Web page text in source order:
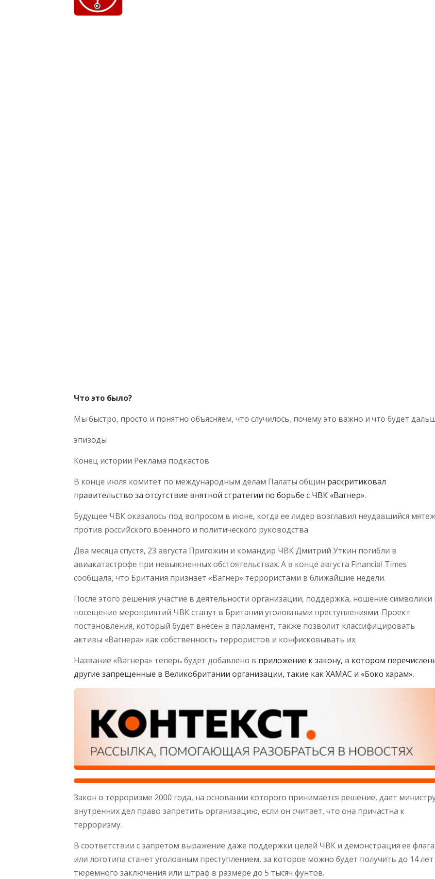
Что это было?
Мы быстро, просто и понятно объясняем, что случилось, почему это важно и что будет
эпизоды
Конец истории Реклама подкастов
В конце июля комитет по международным делам Палаты общин раскритиковал
правительство за отсутствие внятной стратегии по борьбе с ЧВК «Вагнер».
Будущее ЧВК оказалось под вопросом в июне, когда ее лидер возглавил неудавшийся мятеж
против российского военного и политического руководства.
Два месяца спустя, 23 августа Пригожин и командир ЧВК Дмитрий Уткин погибли в
авиакатастрофе при невыясненных обстоятельствах. А в конце августа Financial Times
сообщала, что Британия признает «Вагнер» террористами в ближайшие недели.
После этого решения участие в деятельности организации, поддержка, ношение символики
посещение мероприятий ЧВК станут в Британии уголовными преступлениями. Проект
постановления, который будет внесен в парламент, также позволит классифицировать
активы «Вагнера» как собственность террористов и конфисковывать их.
Название «Вагнера» теперь будет добавлено в приложение к закону, в котором
другие запрещенные в Великобритании организации, такие как ХАМАС и «Боко харам».
Закон о терроризме 2000 года, на основании которого принимается решение, дает
внутренних дел право запретить организацию, если он считает, что она причастна к
терроризму.
В соответствии с запретом выражение даже поддержки целей ЧВК и демонстрация ее флага
или логотипа станет уголовным преступлением, за которое можно будет получить до 14 лет
тюремного заключения или штраф в размере до 5 тысяч фунтов.